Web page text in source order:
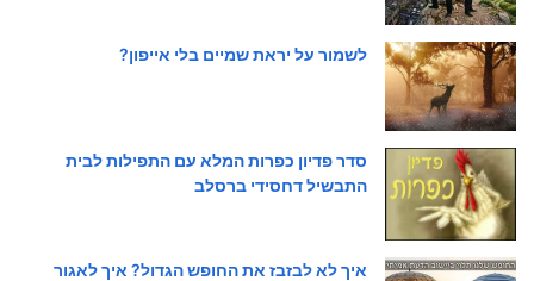
לשמור על יראת שמיים בלי אייפון?
סדר פדיון כפרות המלא עם התפילות לבית
התבשיל דחסידי ברסלב
איך לא לבזבז את החופש הגדול? איך לאגור